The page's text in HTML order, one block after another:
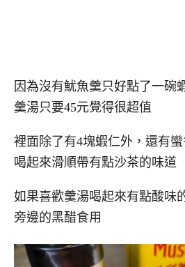
因為沒有魷魚羹只好點了一碗
羹湯只要45元覺得很超值
裡面除了有4塊蝦仁外，還有
喝起來滑順帶有點沙茶的味道
如果喜歡羹湯喝起來有點酸味
旁邊的黑醋食用